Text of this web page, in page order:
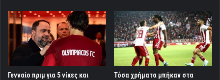
Γενναίο πριμ για 5 νίκες και
Τόσα χρήματα μπήκαν στα